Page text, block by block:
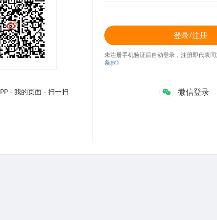
- 我的页面 - 扫一扫
登录/注册
未注册手机验证后自动登录，注册即代表
条款》
微信登录